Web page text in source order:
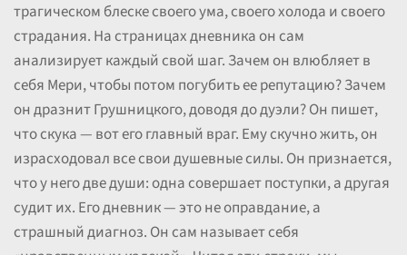
трагическом блеске своего ума, своего холода и своего
страдания. На страницах дневника он сам
анализирует каждый свой шаг. Зачем он влюбляет в
себя Мери, чтобы потом погубить ее репутацию? Зачем
он дразнит Грушницкого, доводя до дуэли? Он пишет,
что скука — вот его главный враг. Ему скучно жить, он
израсходовал все свои душевные силы. Он признается,
что у него две души: одна совершает поступки, а другая
судит их. Его дневник — это не оправдание, а
страшный диагноз. Он сам называет себя